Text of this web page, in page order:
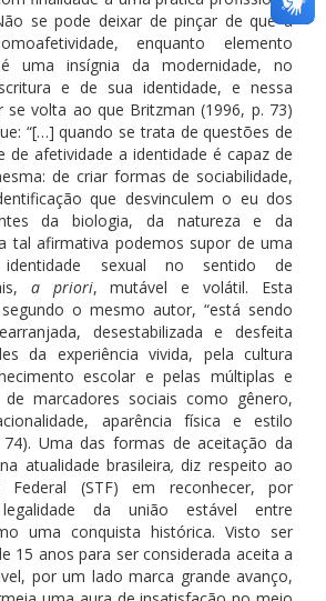
se pode deixar de pinçar de que a
enquanto elemento
uma insígnia da modernidade, no
e de sua identidade, e nessa
se volta ao que Britzman (1996, p. 73)
“[…] quando se trata de questões de
de afetividade a identidade é capaz de
de criar formas de sociabilidade,
que desvinculem o eu dos
da biologia, da natureza e da
tal afirmativa podemos supor de uma
identidade sexual no sentido de
a priori, mutável e volátil. Esta
o mesmo autor, “está sendo
desestabilizada e desfeita
da experiência vivida, pela cultura
escolar e pelas múltiplas e
marcadores sociais como gênero,
aparência física e estilo
74). Uma das formas de aceitação da
na atualidade brasileira, diz respeito ao
Federal (STF) em reconhecer, por
da união estável entre
uma conquista histórica. Visto ser
15 anos para ser considerada aceita a
por um lado marca grande avanço,